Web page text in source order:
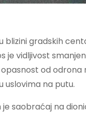
gradskih
vidljivost
od odrona
uslovima na putu.
saobraćaj na